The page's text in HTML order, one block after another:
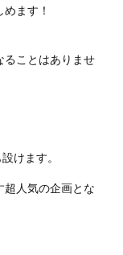
ます！
ることはありませ
けます。
超人気の企画とな